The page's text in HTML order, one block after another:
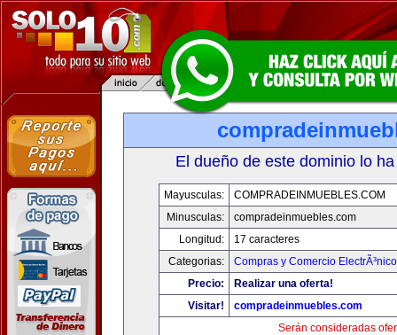
El dueño de este dominio lo
Mayusculas:
COMPRADEINMUEBLES.COM
Minusculas:
compradeinmuebles.com
Longitud:
17 caracteres
Categorias:
Compras y Comercio ElectrÃ³nico
Precio:
Realizar una oferta!
Visitar!
compradeinmuebles.com
Serán consideradas